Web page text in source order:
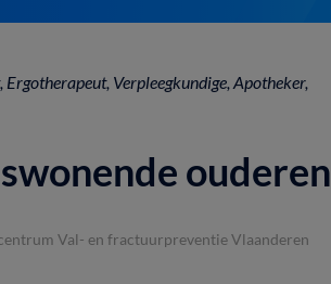
Verpleegkundige, Apotheker,
ouderen
Val- en fractuurpreventie Vlaanderen